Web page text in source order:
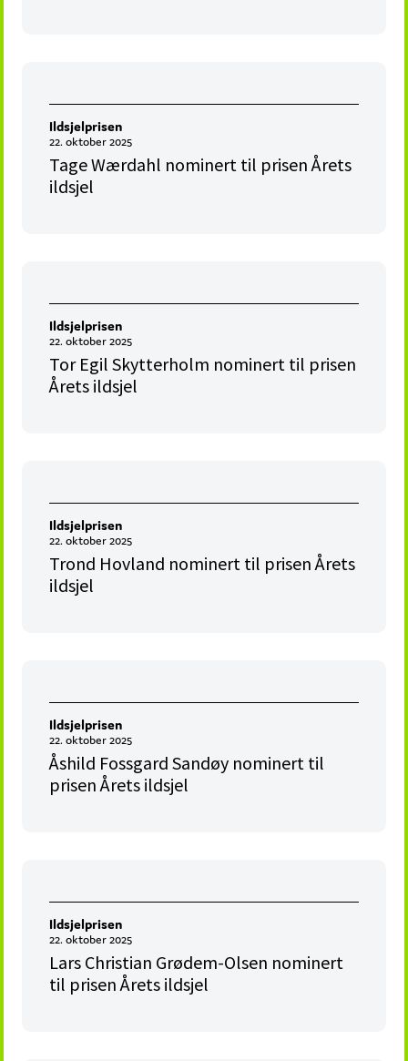
Ildsjelprisen
22. oktober 2025
Tage Wærdahl nominert til prisen Årets
ildsjel
Ildsjelprisen
22. oktober 2025
Tor Egil Skytterholm nominert til prisen
Årets ildsjel
Ildsjelprisen
22. oktober 2025
Trond Hovland nominert til prisen Årets
ildsjel
Ildsjelprisen
22. oktober 2025
Åshild Fossgard Sandøy nominert til
prisen Årets ildsjel
Ildsjelprisen
22. oktober 2025
Lars Christian Grødem-Olsen nominert
til prisen Årets ildsjel